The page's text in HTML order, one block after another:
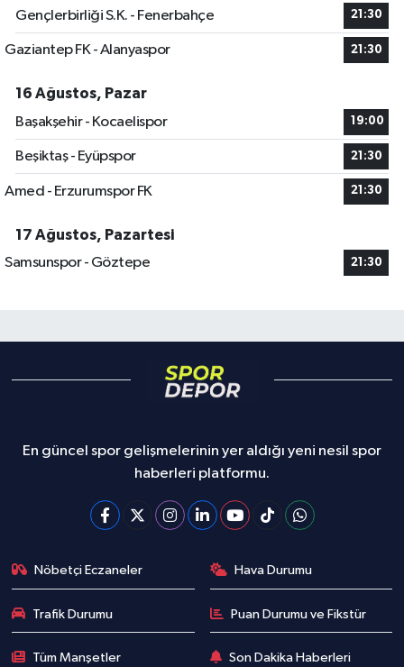
Gençlerbirliği S.K. - Fenerbahçe 21:30
Gaziantep FK - Alanyaspor 21:30
16 Ağustos, Pazar
Başakşehir - Kocaelispor
19:00
Beşiktaş - Eyüpspor 21:30
Amed - Erzurumspor FK 21:30
17 Ağustos, Pazartesi
Samsunspor - Göztepe
21:30
En güncel spor gelişmelerinin yer aldığı yeni nesil spor
haberleri platformu.
Nöbetçi Eczaneler Hava Durumu
Trafik Durumu Puan Durumu ve Fikstür
Tüm Manşetler Son Dakika Haberleri